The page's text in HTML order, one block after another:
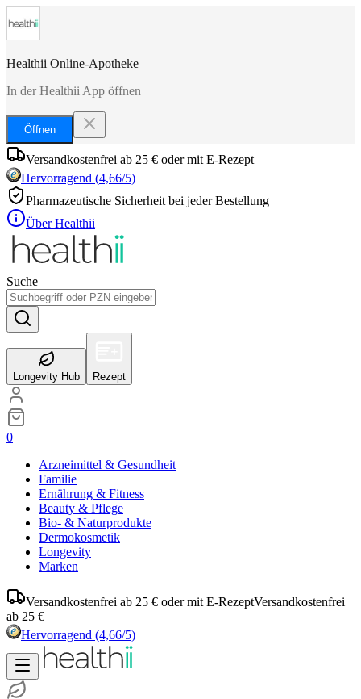
Healthii Online-Apotheke
In der Healthii App öffnen
Öffnen
Versandkostenfrei ab 25 € oder mit E-Rezept
Hervorragend (4,66/5)
Pharmazeutische Sicherheit bei jeder Bestellung
Über Healthii
Suche
Longevity Hub Rezept
0
Arzneimittel & Gesundheit
Familie
Ernährung & Fitness
Beauty & Pflege
Bio- & Naturprodukte
Dermokosmetik
Longevity
Marken
Versandkostenfrei ab 25 € oder mit E-RezeptVersandkostenfrei
ab 25 €
Hervorragend (4,66/5)